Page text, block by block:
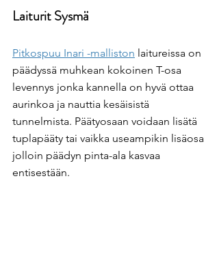
Laiturit Sysmä
Pitkospuu Inari -malliston laitureissa on
päädyssä muhkean kokoinen T-osa
levennys jonka kannella on hyvä ottaa
aurinkoa ja nauttia kesäisistä
tunnelmista. Päätyosaan voidaan lisätä
tuplapääty tai vaikka useampikin lisäosa
jolloin päädyn pinta-ala kasvaa
entisestään.